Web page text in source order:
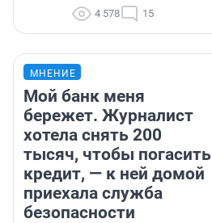
4 578 15
МНЕНИЕ
Мой банк меня
бережет. Журналист
хотела снять 200
тысяч, чтобы погасить
кредит, — к ней домой
приехала служба
безопасности